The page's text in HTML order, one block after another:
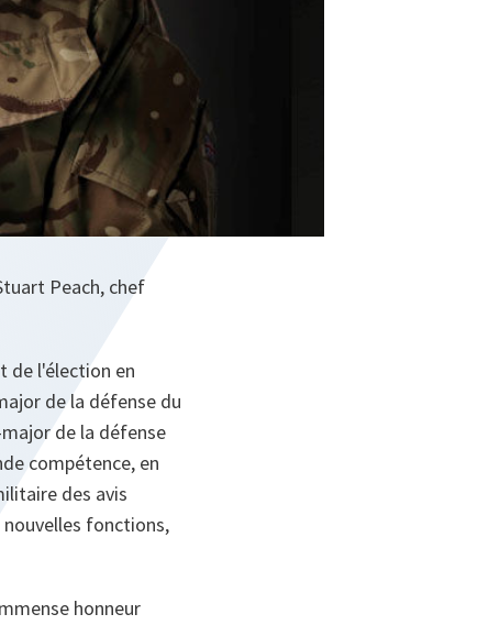
Peach, chef
de l'élection en
de la défense du
de la défense
compétence, en
des avis
fonctions,
honneur